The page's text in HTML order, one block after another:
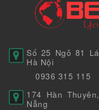
Số 25 Ngõ 81
Hà Nội
0936 315 115
174 Hàn
Nẵng